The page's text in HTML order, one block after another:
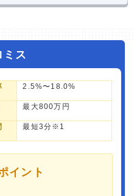
ミス
2.5%〜18.0%
最大800万円
最短3分※1
イント